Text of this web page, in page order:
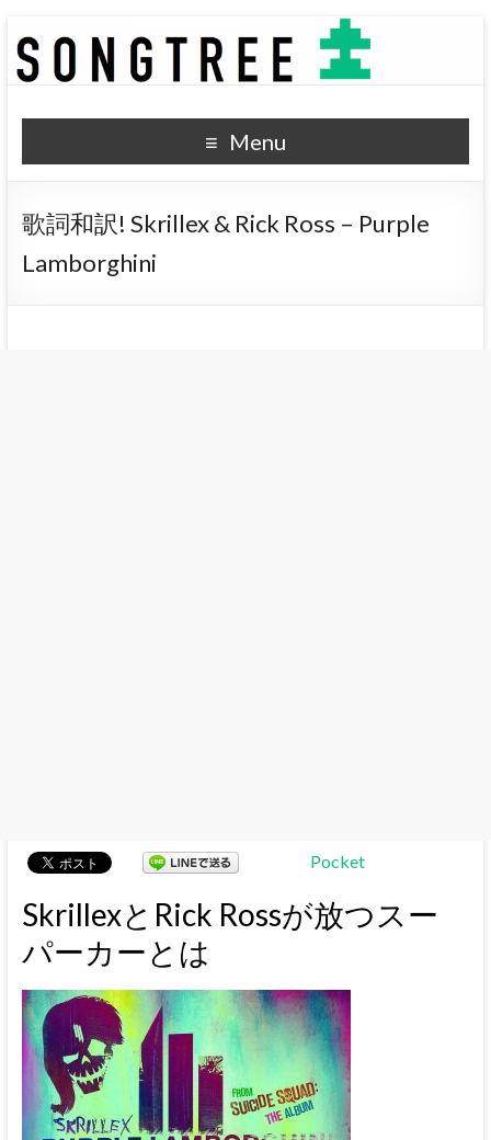
SONGTREE
洋楽歌詞の和訳なら
Menu
歌詞和訳! Skrillex & Rick Ross – Purple
Lamborghini
Pocket
SkrillexとRick Rossが放つスー
パーカーとは